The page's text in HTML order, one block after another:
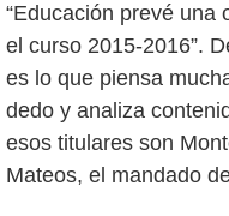
“Educación prevé una
el curso 2015-2016”.
es lo que piensa
dedo y analiza
esos titulares son
Mateos, el mandado